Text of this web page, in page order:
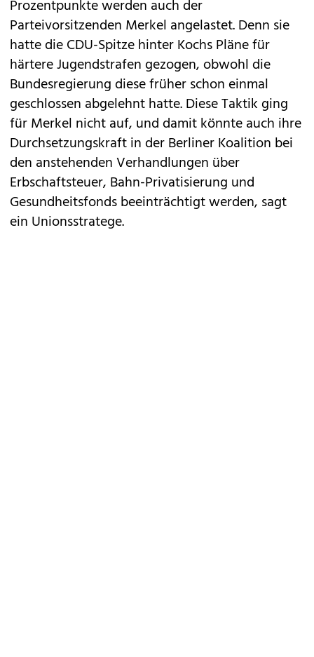
Prozentpunkte werden auch der
Parteivorsitzenden Merkel angelastet. Denn sie
hatte die CDU-Spitze hinter Kochs Pläne für
härtere Jugendstrafen gezogen, obwohl die
Bundesregierung diese früher schon einmal
geschlossen abgelehnt hatte. Diese Taktik ging
für Merkel nicht auf, und damit könnte auch ihre
Durchsetzungskraft in der Berliner Koalition bei
den anstehenden Verhandlungen über
Erbschaftsteuer, Bahn-Privatisierung und
Gesundheitsfonds beeinträchtigt werden, sagt
ein Unionsstratege.